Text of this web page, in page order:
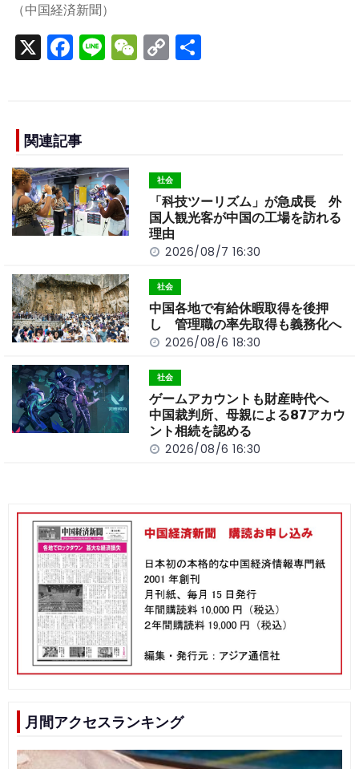
（中国経済新聞）
X F
e
b
o
o
k
Li W C
n
k
関連記事
社会
「科技ツーリズム」が急成長 外
国人観光客が中国の工場を訪れる
理由
2026/08/7 16:30
社会
中国各地で有給休暇取得を後押
し 管理職の率先取得も義務化へ
2026/08/6 18:30
社会
ゲームアカウントも財産時代へ
中国裁判所、母親による87アカウ
ント相続を認める
2026/08/6 16:30
月間アクセスランキング